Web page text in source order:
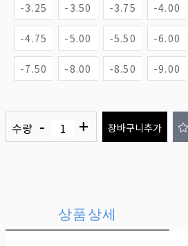
-3.25 -3.50 -3.75 -4.00
-4.75 -5.00 -5.50 -6.00
-7.50 -8.00 -8.50 -9.00
수량 - + 장바구니추가
상품상세